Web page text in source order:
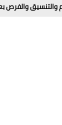
التخرج حتى 2026 / 2027